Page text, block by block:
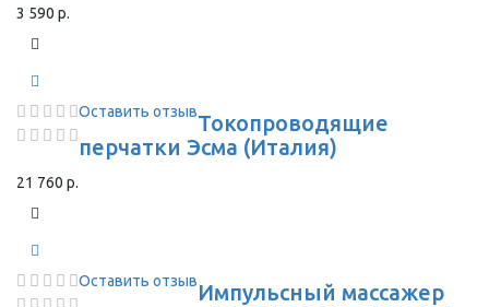
3 590 р.
Оставить отзывТокопроводящие
перчатки Эсма (Италия)
21 760 р.
Оставить отзывИмпульсный массажер